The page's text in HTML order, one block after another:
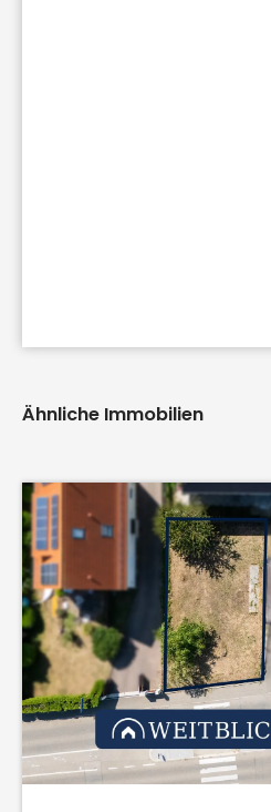
Ähnliche Immobilien